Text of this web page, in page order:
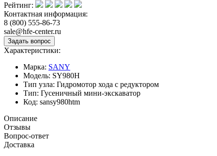
Рейтинг:
Контактная информация:
8 (800) 555-86-73
sale@hfe-center.ru
Характеристики:
Марка: SANY
Модель: SY980H
Тип узла: Гидромотор хода с редуктором
Тип: Гусеничный мини-экскаватор
Код: sansy980htm
Описание
Отзывы
Вопрос-ответ
Доставка